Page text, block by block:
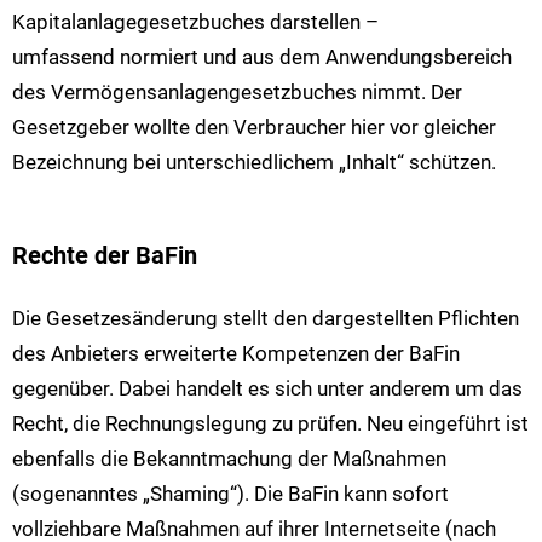
Kapitalanlagegesetzbuches darstellen –
umfassend normiert und aus dem Anwendungsbereich
des Vermögensanlagengesetzbuches nimmt. Der
Gesetzgeber wollte den Verbraucher hier vor gleicher
Bezeichnung bei unterschiedlichem „Inhalt“ schützen.
Rechte der BaFin
Die Gesetzesänderung stellt den dargestellten Pflichten
des Anbieters erweiterte Kompetenzen der BaFin
gegenüber. Dabei handelt es sich unter anderem um das
Recht, die Rechnungslegung zu prüfen. Neu eingeführt ist
ebenfalls die Bekanntmachung der Maßnahmen
(sogenanntes „Shaming“). Die BaFin kann sofort
vollziehbare Maßnahmen auf ihrer Internetseite (nach